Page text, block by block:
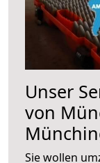
Unser
von
Sie wollen